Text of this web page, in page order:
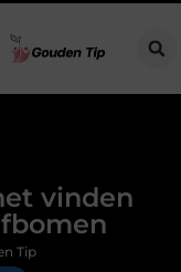
vinden
Tip